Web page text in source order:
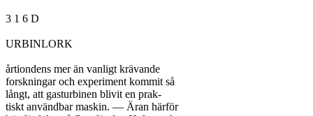
3 1 6 D
URBINLORK
årtiondens mer än vanligt krävande
forskningar och experiment kommit så
långt, att gasturbinen blivit en prak-
tiskt användbar maskin. — Äran härför